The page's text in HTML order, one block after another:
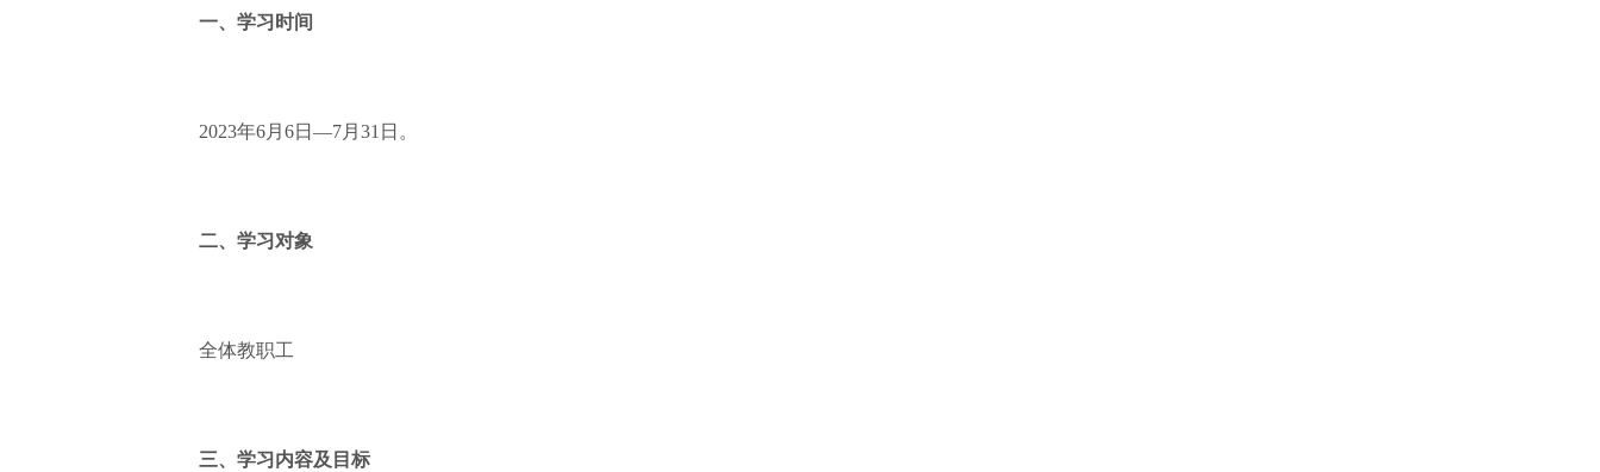
一、学习时间
2023年6月6日—7月31日。
二、学习对象
全体教职工
三、学习内容及目标